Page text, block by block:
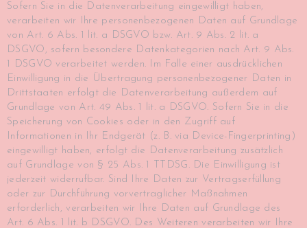
Sofern Sie in die Datenverarbeitung eingewilligt haben,
verarbeiten wir Ihre personenbezogenen Daten auf Grundlage
von Art. 6 Abs. 1 lit. a DSGVO bzw. Art. 9 Abs. 2 lit. a
DSGVO, sofern besondere Datenkategorien nach Art. 9 Abs.
1 DSGVO verarbeitet werden. Im Falle einer ausdrücklichen
Einwilligung in die Übertragung personenbezogener Daten in
Drittstaaten erfolgt die Datenverarbeitung außerdem auf
Grundlage von Art. 49 Abs. 1 lit. a DSGVO. Sofern Sie in die
Speicherung von Cookies oder in den Zugriff auf
Informationen in Ihr Endgerät (z. B. via Device-Fingerprinting)
eingewilligt haben, erfolgt die Datenverarbeitung zusätzlich
auf Grundlage von § 25 Abs. 1 TTDSG. Die Einwilligung ist
jederzeit widerrufbar. Sind Ihre Daten zur Vertragserfüllung
oder zur Durchführung vorvertraglicher Maßnahmen
erforderlich, verarbeiten wir Ihre Daten auf Grundlage des
Art. 6 Abs. 1 lit. b DSGVO. Des Weiteren verarbeiten wir Ihre